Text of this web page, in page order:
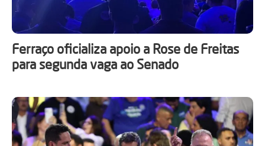
Ferraço oficializa apoio a Rose de Freitas
para segunda vaga ao Senado